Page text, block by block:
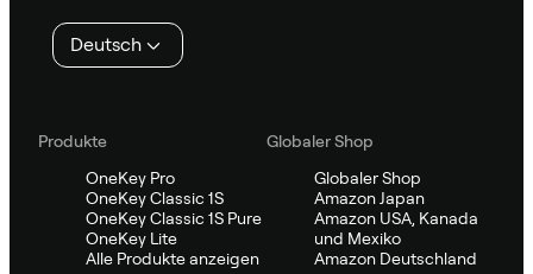
Deutsch
Produkte
OneKey Pro
OneKey Classic 1S
OneKey Classic 1S Pure
OneKey Lite
Alle Produkte anzeigen
Globaler Shop
Globaler Shop
Amazon Japan
Amazon USA, Kanada
und Mexiko
Amazon Deutschland